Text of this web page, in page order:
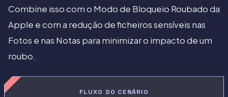
Combine isso com o Modo de Bloqueio Roubado da
Apple e com a redução de ficheiros sensíveis nas
Fotos e nas Notas para minimizar o impacto de um
roubo.
FLUXO DO CENÁRIO